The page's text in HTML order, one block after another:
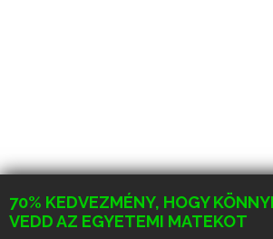
70% KEDVEZMÉNY, HOGY
VEDD AZ EGYETEMI MATEKOT